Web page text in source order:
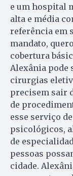
e um hospital
alta e média
referência em
mandato,
cobertura
Alexânia pode
cirurgias
precisem sair
de
esse serviço
psicológicos,
de
pessoas
cidade.